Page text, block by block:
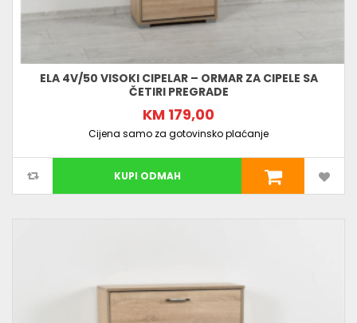
ELA 4V/50 VISOKI CIPELAR – ORMAR ZA CIPELE SA
ČETIRI PREGRADE
KM 179,00
Cijena samo za gotovinsko plaćanje
KUPI ODMAH